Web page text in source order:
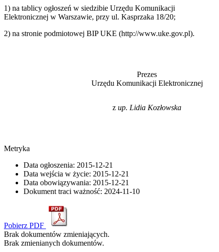
1) na tablicy ogłoszeń w siedzibie Urzędu Komunikacji
Elektronicznej w Warszawie, przy ul. Kasprzaka 18/20;
2) na stronie podmiotowej BIP UKE (http://www.uke.gov.pl).
Prezes
Urzędu Komunikacji Elektronicznej
z up. Lidia Kozłowska
Metryka
Data ogłoszenia: 2015-12-21
Data wejścia w życie: 2015-12-21
Data obowiązywania: 2015-12-21
Dokument traci ważność: 2024-11-10
Pobierz PDF
Brak dokumentów zmieniających.
Brak zmienianych dokumentów.